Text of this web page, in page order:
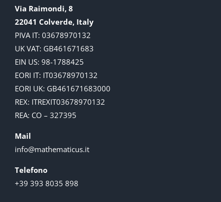
Via Raimondi, 8
22041 Colverde, Italy
PIVA IT: 03678970132
UK VAT: GB461671683
EIN US: 98-1788425
EORI IT: IT03678970132
EORI UK: GB461671683000
REX: ITREXIT03678970132
REA: CO – 327395
Mail
info@mathematicus.it
Telefono
+39 393 8035 898